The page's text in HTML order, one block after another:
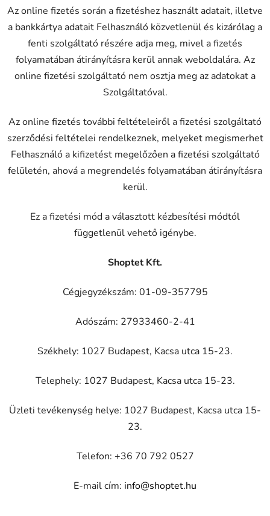
Az online fizetés során a fizetéshez használt adatait, illetve
a bankkártya adatait Felhasználó közvetlenül és kizárólag a
fenti szolgáltató részére adja meg, mivel a fizetés
folyamatában átirányításra kerül annak weboldalára. Az
online fizetési szolgáltató nem osztja meg az adatokat a
Szolgáltatóval.
Az online fizetés további feltételeiről a fizetési szolgáltató
szerződési feltételei rendelkeznek, melyeket megismerhet
Felhasználó a kifizetést megelőzően a fizetési szolgáltató
felületén, ahová a megrendelés folyamatában átirányításra
kerül.
Ez a fizetési mód a választott kézbesítési módtól
függetlenül vehető igénybe.
Shoptet Kft.
Cégjegyzékszám: 01-09-357795
Adószám: 27933460-2-41
Székhely: 1027 Budapest, Kacsa utca 15-23.
Telephely: 1027 Budapest, Kacsa utca 15-23.
Üzleti tevékenység helye: 1027 Budapest, Kacsa utca 15-
23.
Telefon: +36 70 792 0527
E-mail cím: info@shoptet.hu